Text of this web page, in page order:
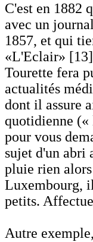
C'est en 1882
avec un
1857, et qui
«L'Eclair»
Tourette fera
actualités
dont il assure
quotidienne («
pour vous
sujet d'un abri
pluie rien
Luxembourg,
petits.
Autre